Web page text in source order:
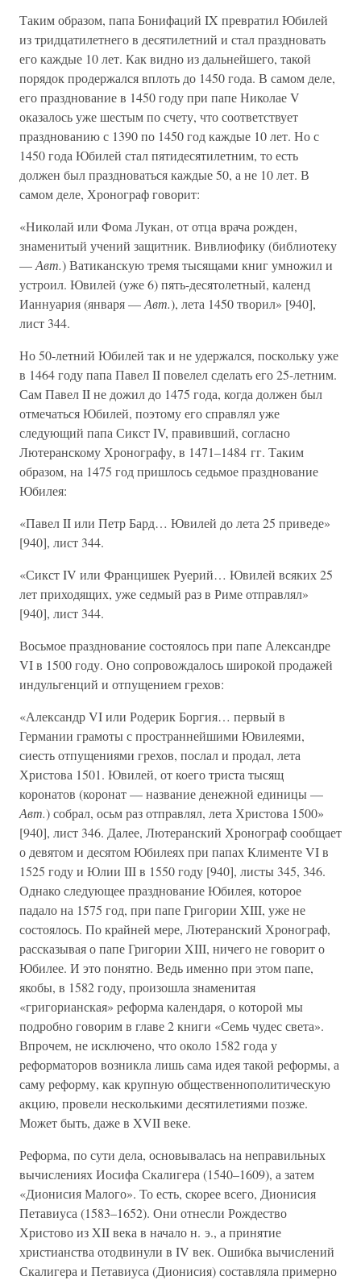
Таким образом, папа Бонифаций IX превратил Юбилей
из тридцатилетнего в десятилетний и стал праздновать
его каждые 10 лет. Как видно из дальнейшего, такой
порядок продержался вплоть до 1450 года. В самом деле,
его празднование в 1450 году при папе Николае V
оказалось уже шестым по счету, что соответствует
празднованию с 1390 по 1450 год каждые 10 лет. Но с
1450 года Юбилей стал пятидесятилетним, то есть
должен был праздноваться каждые 50, а не 10 лет. В
самом деле, Хронограф говорит:
«Николай или Фома Лукан, от отца врача рожден,
знаменитый учений защитник. Вивлиофику (библиотеку
—Авт.) Ватиканскую тремя тысящами книг умножил и
устроил. Ювилей (уже 6) пять-десятолетный, календ
Ианнуария (января —Авт.), лета 1450 творил» [940],
лист 344.
Но 50-летний Юбилей так и не удержался, поскольку уже
в 1464 году папа Павел II повелел сделать его 25-летним.
Сам Павел II не дожил до 1475 года, когда должен был
отмечаться Юбилей, поэтому его справлял уже
следующий папа Сикст IV, правивший, согласно
Лютеранскому Хронографу, в 1471–1484 гг. Таким
образом, на 1475 год пришлось седьмое празднование
Юбилея:
«Павел II или Петр Бард… Ювилей до лета 25 приведе»
[940], лист 344.
«Сикст IV или Францишек Руерий… Ювилей всяких 25
лет приходящих, уже седмый раз в Риме отправлял»
[940], лист 344.
Восьмое празднование состоялось при папе Александре
VI в 1500 году. Оно сопровождалось широкой продажей
индульгенций и отпущением грехов:
«Александр VI или Родерик Боргия… первый в
Германии грамоты с пространнейшими Ювилеями,
сиесть отпущениями грехов, послал и продал, лета
Христова 1501. Ювилей, от коего триста тысящ
коронатов (коронат — название денежной единицы —
Авт.) собрал, осьм раз отправлял, лета Христова 1500»
[940], лист 346. Далее, Лютеранский Хронограф сообщает
о девятом и десятом Юбилеях при папах Клименте VI в
1525 году и Юлии III в 1550 году [940], листы 345, 346.
Однако следующее празднование Юбилея, которое
падало на 1575 год, при папе Григории XIII, уже не
состоялось. По крайней мере, Лютеранский Хронограф,
рассказывая о папе Григории XIII, ничего не говорит о
Юбилее. И это понятно. Ведь именно при этом папе,
якобы, в 1582 году, произошла знаменитая
«григорианская» реформа календаря, о которой мы
подробно говорим в главе 2 книги «Семь чудес света».
Впрочем, не исключено, что около 1582 года у
реформаторов возникла лишь сама идея такой реформы, а
саму реформу, как крупную общественнополитическую
акцию, провели несколькими десятилетиями позже.
Может быть, даже в XVII веке.
Реформа, по сути дела, основывалась на неправильных
вычислениях Иосифа Скалигера (1540–1609), а затем
«Дионисия Малого». То есть, скорее всего, Дионисия
Петавиуса (1583–1652). Они отнесли Рождество
Христово из XII века в начало н. э., а принятие
христианства отодвинули в IV век. Ошибка вычислений
Скалигера и Петавиуса (Дионисия) составляла примерно